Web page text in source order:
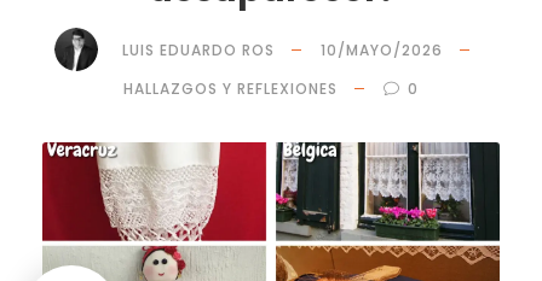
LUIS EDUARDO ROS
10/MAYO/2026
HALLAZGOS Y REFLEXIONES
0